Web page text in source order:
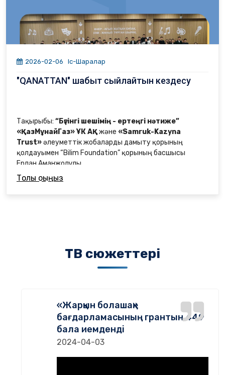
алмасты
2026-02-06 Іс-Шаралар
"QANATTAN" шабыт сыйлайтын кездесу
Тақырыбы: “Бүгінгі шешімің - ертеңгі нәтиже”
«ҚазМұнайГаз» ҰК АҚжәне «Samruk-Kazyna
Trust»әлеуметтік жобаларды дамыту қорының
қолдауымен “Bilim Foundation” қорының басшысы
Ерлан Аманжолұлы
“Жарқын Болашақ” бағдарламасының Алматыдағы
студенттерімен кездесті
Толық оқыңыз
ТВ сюжеттері
«Жарқын болашақ»
бағдарламасының грантын 449
бала иемденді
2024-04-03